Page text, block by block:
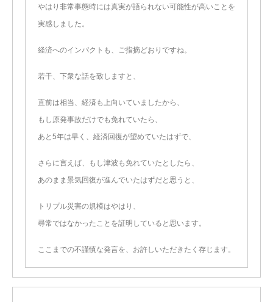
やはり非常事態時には真実が語られない可能性が高いことを
実感しました。
経済へのインパクトも、ご指摘どおりですね。
若干、下衆な話を致しますと、
直前は相当、経済も上向いていましたから、
もし原発事故だけでも免れていたら、
あと5年は早く、経済回復が望めていたはずで、
さらに言えば、もし津波も免れていたとしたら、
あのまま景気回復が進んでいたはずだと思うと、
トリプル災害の規模はやはり、
尋常ではなかったことを証明していると思います。
ここまでの不謹慎な発言を、お許しいただきたく存じます。